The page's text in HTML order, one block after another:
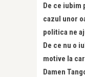
De ce iubim
cazul unor
politica ne
De ce nu o
motive la
Damen